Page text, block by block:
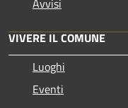
Avvisi
VIVERE IL COMUNE
Luoghi
Eventi